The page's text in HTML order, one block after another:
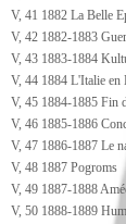
V, 41 1882 La Belle
V, 42 1882-1883
V, 43 1883-1884
V, 44 1884 L'Italie
V, 45 1884-1885 Fin
V, 46 1885-1886
V, 47 1886-1887 Le
V, 48 1887 Pogroms
V, 49 1887-1888
V, 50 1888-1889